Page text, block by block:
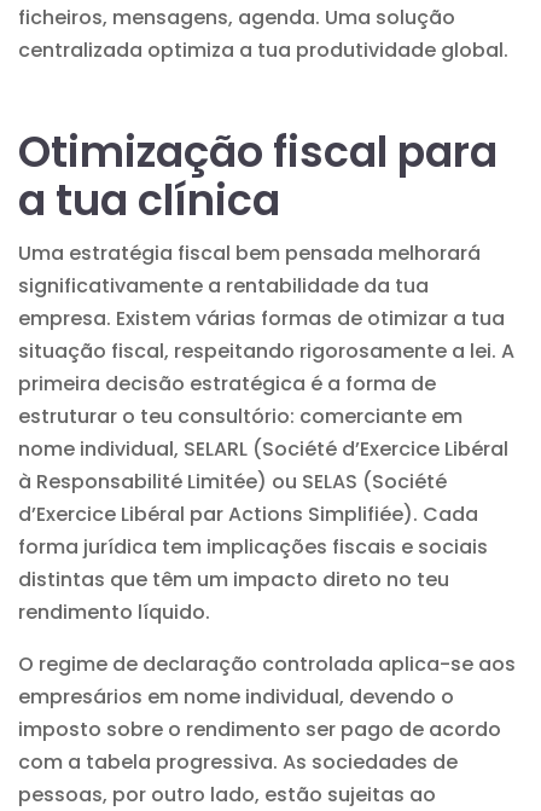
ficheiros, mensagens, agenda. Uma solução
centralizada optimiza a tua produtividade global.
Otimização fiscal para
a tua clínica
Uma estratégia fiscal bem pensada melhorará
significativamente a rentabilidade da tua
empresa. Existem várias formas de otimizar a tua
situação fiscal, respeitando rigorosamente a lei. A
primeira decisão estratégica é a forma de
estruturar o teu consultório: comerciante em
nome individual, SELARL (Société d’Exercice Libéral
à Responsabilité Limitée) ou SELAS (Société
d’Exercice Libéral par Actions Simplifiée). Cada
forma jurídica tem implicações fiscais e sociais
distintas que têm um impacto direto no teu
rendimento líquido.
O regime de declaração controlada aplica-se aos
empresários em nome individual, devendo o
imposto sobre o rendimento ser pago de acordo
com a tabela progressiva. As sociedades de
pessoas, por outro lado, estão sujeitas ao